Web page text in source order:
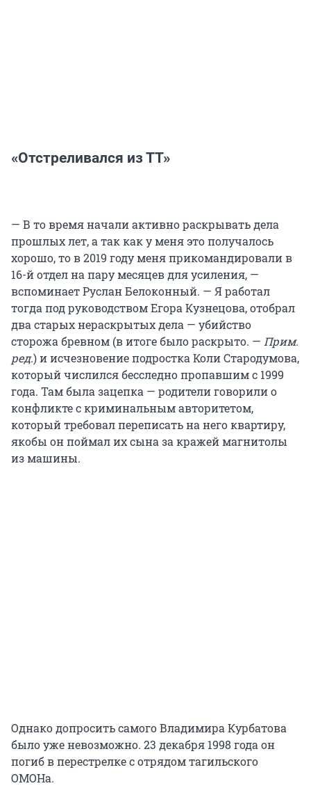
«Отстреливался из ТТ»
— В то время начали активно раскрывать дела
прошлых лет, а так как у меня это получалось
хорошо, то в 2019 году меня прикомандировали в
16-й отдел на пару месяцев для усиления, —
вспоминает Руслан Белоконный. — Я работал
тогда под руководством Егора Кузнецова, отобрал
два старых нераскрытых дела — убийство
сторожа бревном (в итоге было раскрыто. — Прим.
ред.) и исчезновение подростка Коли Стародумова,
который числился бесследно пропавшим с 1999
года. Там была зацепка — родители говорили о
конфликте с криминальным авторитетом,
который требовал переписать на него квартиру,
якобы он поймал их сына за кражей магнитолы
из машины.
Однако допросить самого Владимира Курбатова
было уже невозможно. 23 декабря 1998 года он
погиб в перестрелке с отрядом тагильского
ОМОНа.